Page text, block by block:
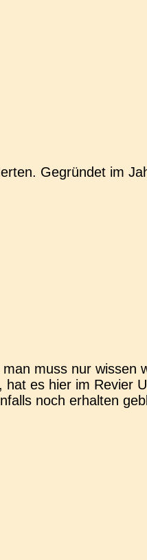
Gegrün­det im
muss nur
es hier im Revier
noch erhal­ten